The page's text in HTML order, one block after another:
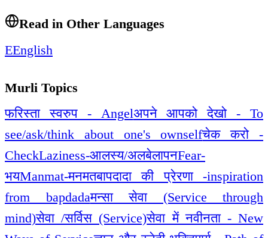
Read in Other Languages
EEnglish
Murli Topics
फरिस्ता स्वरुप - Angelअपने आपको देखो - To
see/ask/think about one's ownselfचेक करो -
CheckLaziness-आलस्य/अलबेलापनFear-
भयManmat-मनमतबापदादा की प्रेरणा -inspiration
from bapdadaमन्सा सेवा (Service through
mind)सेवा /सर्विस (Service)सेवा में नवीनता - New